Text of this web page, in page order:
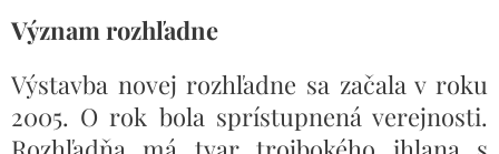
Význam rozhľadne
Výstavba novej rozhľadne sa začala v roku
2005. O rok bola sprístupnená verejnosti.